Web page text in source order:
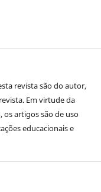
revista são do autor,
Em virtude da
os artigos são de uso
educacionais e